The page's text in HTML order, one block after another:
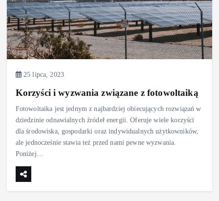
25 lipca, 2023
Korzyści i wyzwania związane z fotowoltaiką
Fotowoltaika jest jednym z najbardziej obiecujących rozwiązań w
dziedzinie odnawialnych źródeł energii. Oferuje wiele korzyści
dla środowiska, gospodarki oraz indywidualnych użytkowników,
ale jednocześnie stawia też przed nami pewne wyzwania.
Poniżej…